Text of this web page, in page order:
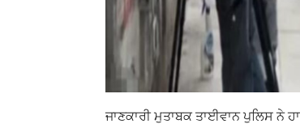
ਜਾਣਕਾਰੀ ਮੁਤਾਬਕ ਤਾਈਵਾਨ ਪੁਲਿਸ ਨੇ